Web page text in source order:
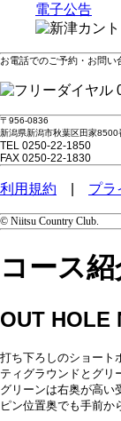
電子公告
お電話でのご予約・お問い
〒956-0836
新潟県新潟市秋葉区田家8500
TEL 0250-22-1850
FAX 0250-22-1830
利用規約 プラ
© Niitsu Country Club.
コース
OUT HOLE
打ち下ろしのショート
ティグラウンドとグリ
グリーンは右奥が高い
ピン位置奥でも手前か